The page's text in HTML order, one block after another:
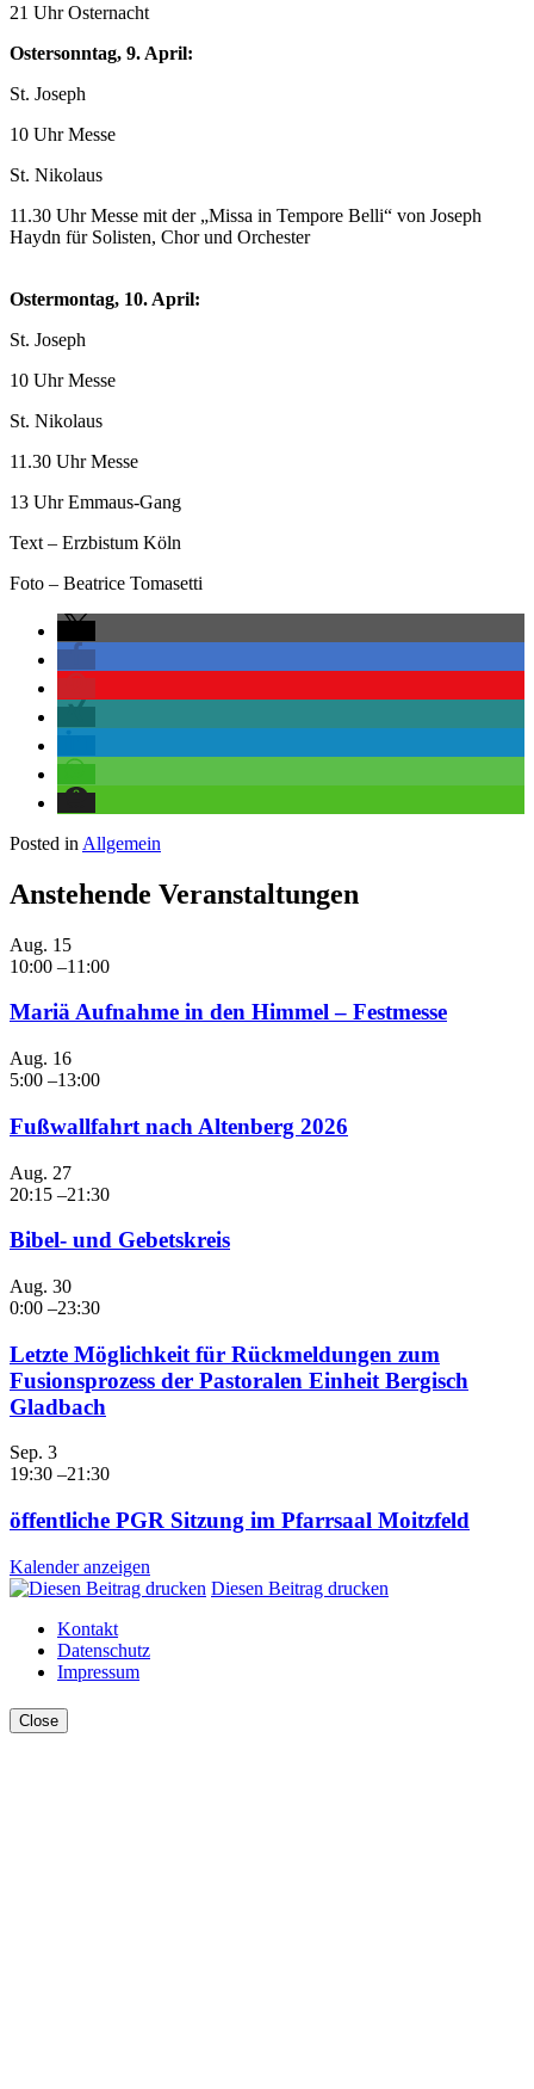
21 Uhr Osternacht
Ostersonntag, 9. April:
St. Joseph
10 Uhr Messe
St. Nikolaus
11.30 Uhr Messe mit der „Missa in Tempore Belli“ von Joseph
Haydn für Solisten, Chor und Orchester
Ostermontag, 10. April:
St. Joseph
10 Uhr Messe
St. Nikolaus
11.30 Uhr Messe
13 Uhr Emmaus-Gang
Text – Erzbistum Köln
Foto – Beatrice Tomasetti
Posted in Allgemein
Anstehende Veranstaltungen
Aug. 15
10:00 –11:00
Mariä Aufnahme in den Himmel – Festmesse
Aug. 16
5:00 –13:00
Fußwallfahrt nach Altenberg 2026
Aug. 27
20:15 –21:30
Bibel- und Gebetskreis
Aug. 30
0:00 –23:30
Letzte Möglichkeit für Rückmeldungen zum
Fusionsprozess der Pastoralen Einheit Bergisch
Gladbach
Sep. 3
19:30 –21:30
öffentliche PGR Sitzung im Pfarrsaal Moitzfeld
Kalender anzeigen
Diesen Beitrag drucken
Kontakt
Datenschutz
Impressum
Close